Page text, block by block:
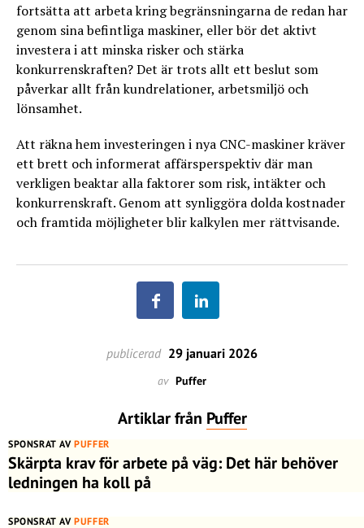
fortsätta att arbeta kring begränsningarna de redan har
genom sina befintliga maskiner, eller bör det aktivt
investera i att minska risker och stärka
konkurrenskraften? Det är trots allt ett beslut som
påverkar allt från kundrelationer, arbetsmiljö och
lönsamhet.
Att räkna hem investeringen i nya CNC-maskiner kräver
ett brett och informerat affärsperspektiv där man
verkligen beaktar alla faktorer som risk, intäkter och
konkurrenskraft. Genom att synliggöra dolda kostnader
och framtida möjligheter blir kalkylen mer rättvisande.
publicerad 29 januari 2026
av Puffer
Artiklar från Puffer
SPONSRAT AVPUFFER
Skärpta krav för arbete på väg: Det här behöver
ledningen ha koll på
SPONSRAT AVPUFFER